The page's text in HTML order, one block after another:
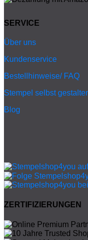
SERVICE
Über uns
Kundenservice
Bestellhinweise/ FAQ
Stempel selbst
Blog
ZERTIFIZIERUNGEN